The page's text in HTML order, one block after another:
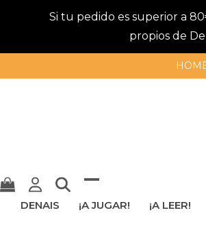
Si tu pedido es superior a
propios de
Mostrar
Cerrar
DENAIS ¡A JUGAR! ¡A LEER!